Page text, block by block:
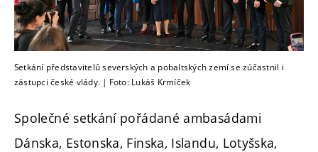
Setkání představitelů severských a pobaltských zemí se zúčastnil i
zástupci české vlády. | Foto: Lukáš Krmíček
Společné setkání pořádané ambasádami
Dánska, Estonska, Finska, Islandu, Lotyšska,